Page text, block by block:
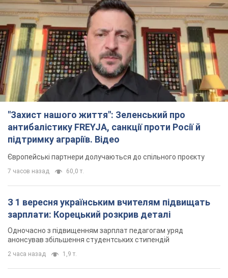
"Захист нашого життя": Зеленський про
антибалістику FREYJA, санкції проти Росії й
підтримку аграріїв. Відео
Європейські партнери долучаються до спільного проєкту
7 часов назад 60,0 т.
З 1 вересня українським вчителям підвищать
зарплати: Корецький розкрив деталі
Одночасно з підвищенням зарплат педагогам уряд
анонсував збільшення студентських стипендій
2 часа назад 1,9 т.